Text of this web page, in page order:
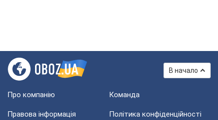
В начало
Про компанію Команда
Правова інформація Політика конфіденційності